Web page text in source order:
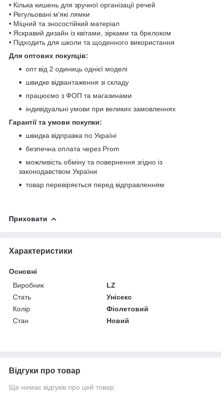
• Кілька кишень для зручної організації речей
• Регульовані м'які лямки
• Міцний та зносостійкий матеріал
• Яскравий дизайн із квітами, зірками та брелоком
• Підходить для школи та щоденного використання
Для оптових покупців:
опт від 2 одиниць однієї моделі
швидке відвантаження зі складу
працюємо з ФОП та магазинами
індивідуальні умови при великих замовленнях
Гарантії та умови покупки:
швидка відправка по Україні
безпечна оплата через Prom
можливість обміну та повернення згідно із
законодавством України
товар перевіряється перед відправленням
Приховати
Характеристики
Основні
Виробник
LZ
Стать
Унісекс
Колір
Фіолетовий
Стан
Новий
Відгуки про товар
Ще немає відгуків про цей товар